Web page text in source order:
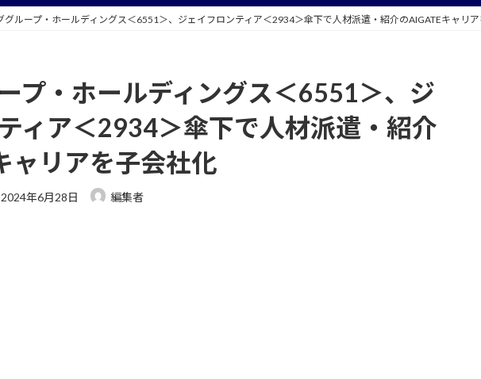
グループ・ホールディングス＜6551＞、ジェイフロンティア＜2934＞傘下で人材派遣・紹介のAIGATEキャリ
プ・ホールディングス＜6551＞、ジ
ィア＜2934＞傘下で人材派遣・紹介
ャリアを子会社化
最
2024年6月28日 編集者